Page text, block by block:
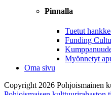
Pinnalla
Tuetut
Funding
Myönnetyt
Oma sivu
Copyright 2026 Pohjoismainen